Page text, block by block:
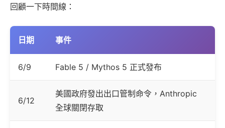
回顧一下時間線：
日期 事件
6/9 Fable 5 / Mythos 5 正式發布
6/12
美國政府發出出口管制命令，Anthropic
全球關閉存取